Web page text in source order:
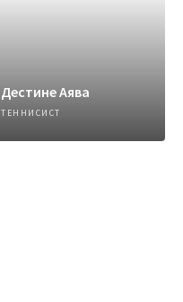
Дестине Аява
ТЕННИСИСТ